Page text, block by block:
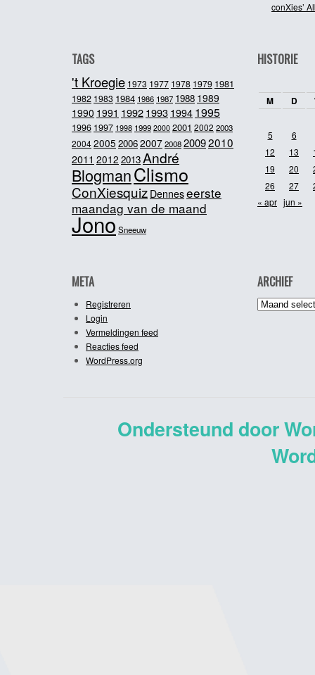
conXies’
TAGS
't Kroegie 1973 1977 1978 1979 1981
1982 1983 1984 1986 1987 1988 1989
1990 1991 19921993 1994 1995
1996 1997 1998 1999 2000 2001 2002 2003
20042005 20062007200820092010
2011 2012 2013André
BlogmanClismo
ConXiesquiz Denneseerste
maandag van de maand
JonoSneeuw
HISTORIE
M D
5
6
12
13
19
20
26
27
« apr jun »
META
Registreren
Login
Vermeldingen feed
Reacties feed
WordPress.org
ARCHIEF
Archief
Ondersteund door